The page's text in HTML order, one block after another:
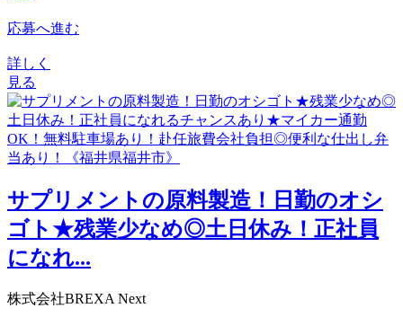
応募へ進む
詳しく
見る
サプリメントの原料製造！日勤のオシ
ゴト★残業少なめ◎土日休み！正社員
になれ...
株式会社BREXA Next